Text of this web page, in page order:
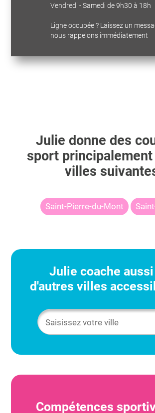
Vendredi - Samedi de 9h30 à 18h
Ligne occupée ? Laissez un
nous rappelons immédiatement
Julie donne des
sport
villes
Saint-Pierre-du-Mont
Julie coache
d'autres villes
Compétences